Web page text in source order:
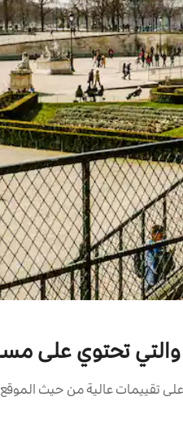
والتي تحتوي على
تقييمات عالية من حيث الموقع